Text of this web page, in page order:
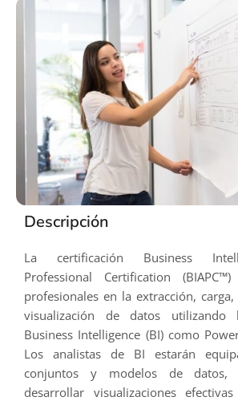
Descripción
La certificación Business
Professional Certification
profesionales en la extracción,
visualización de datos utilizando
Business Intelligence (BI) como
Los analistas de BI estarán
conjuntos y modelos de datos,
desarrollar visualizaciones